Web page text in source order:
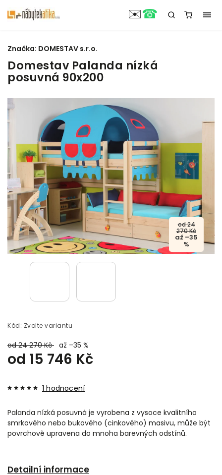
Domestav Palanda nízká
posuvná 90x200
od 24
270 Kč
až –35
%
Kód: Zvolte variantu
od 24 270 Kč až –35 %
od 15 746 Kč
1 hodnocení
Palanda nízká posuvná je vyrobena z vysoce kvalitního
smrkového nebo bukového (cinkového) masivu, může být
povrchově upravena do mnoha barevných odstínů.
Detailní informace
Značka: DOMESTAV s.r.o.
✉️☎